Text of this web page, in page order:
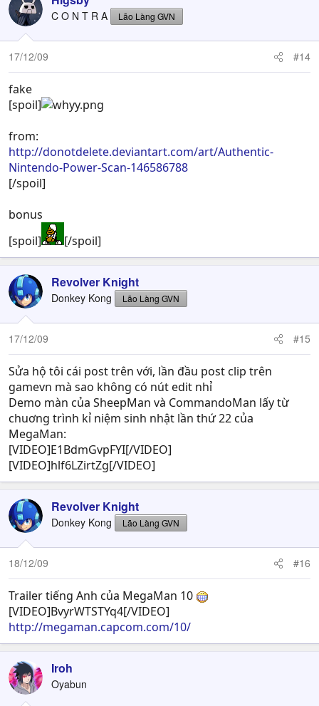
C O N T R A Lão Làng GVN
17/12/09 #14
fake
[spoil]
from:
http://donotdelete.deviantart.com/art/Authentic-
Nintendo-Power-Scan-146586788
[/spoil]
bonus
[spoil]
[/spoil]
Revolver Knight
Donkey Kong Lão Làng GVN
17/12/09 #15
Sửa hộ tôi cái post trên với, lần đầu post clip trên
gamevn mà sao không có nút edit nhỉ
Demo màn của SheepMan và CommandoMan lấy từ
chuơng trình kỉ niệm sinh nhật lần thứ 22 của
MegaMan:
[VIDEO]E1BdmGvpFYI[/VIDEO]
[VIDEO]hlf6LZirtZg[/VIDEO]
Revolver Knight
Donkey Kong Lão Làng GVN
18/12/09 #16
Trailer tiếng Anh của MegaMan 10
[VIDEO]BvyrWTSTYq4[/VIDEO]
http://megaman.capcom.com/10/
Iroh
Oyabun